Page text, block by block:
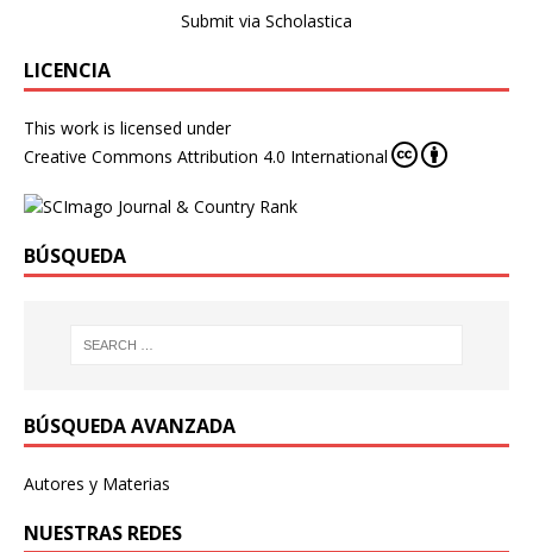
Submit via Scholastica
LICENCIA
This work is licensed under
Creative Commons Attribution 4.0 International
BÚSQUEDA
BÚSQUEDA AVANZADA
Autores y Materias
NUESTRAS REDES